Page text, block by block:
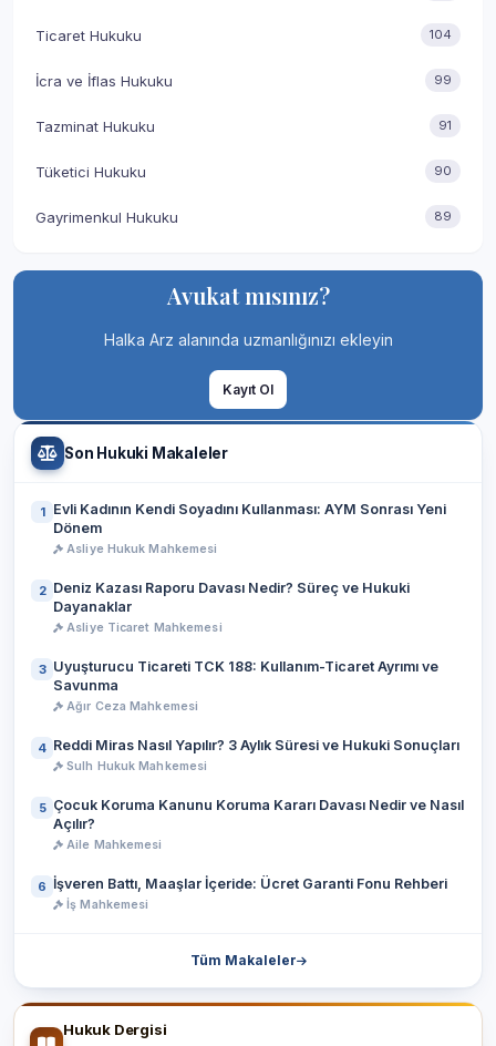
Ticaret Hukuku 104
İcra ve İflas Hukuku 99
Tazminat Hukuku 91
Tüketici Hukuku 90
Gayrimenkul Hukuku 89
Avukat mısınız?
Halka Arz alanında uzmanlığınızı ekleyin
Kayıt Ol
Son Hukuki Makaleler
1
Evli Kadının Kendi Soyadını Kullanması: AYM Sonrası Yeni
Dönem
Asliye Hukuk Mahkemesi
2 Deniz Kazası Raporu Davası Nedir? Süreç ve Hukuki
Dayanaklar
Asliye Ticaret Mahkemesi
3 Uyuşturucu Ticareti TCK 188: Kullanım-Ticaret Ayrımı ve
Savunma
Ağır Ceza Mahkemesi
4 Reddi Miras Nasıl Yapılır? 3 Aylık Süresi ve Hukuki Sonuçları
Sulh Hukuk Mahkemesi
5 Çocuk Koruma Kanunu Koruma Kararı Davası Nedir ve Nasıl
Açılır?
Aile Mahkemesi
6 İşveren Battı, Maaşlar İçeride: Ücret Garanti Fonu Rehberi
İş Mahkemesi
Tüm Makaleler
Hukuk Dergisi